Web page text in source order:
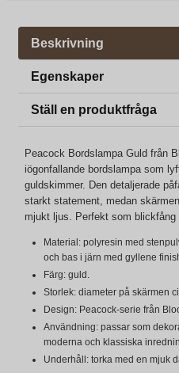
Beskrivning
Egenskaper
Ställ en produktfråga
Peacock Bordslampa Guld från
iögonfallande bordslampa som
guldskimmer. Den detaljerade
starkt statement, medan
mjukt ljus. Perfekt som
Material: polyresin med
och bas i järn med gyllene
Färg: guld.
Storlek: diameter på skärmen
Design: Peacock-serie från
Användning: passar som
moderna och klassiska
Underhåll: torka med en mjuk